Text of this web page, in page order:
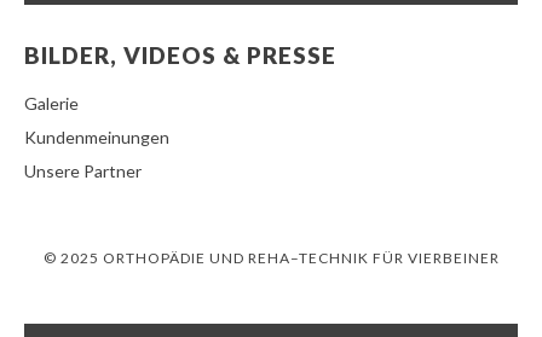
BILDER, VIDEOS & PRESSE
Galerie
Kundenmeinungen
Unsere Partner
© 2025 ORTHOPÄDIE UND REHA–TECHNIK FÜR VIERBEINER